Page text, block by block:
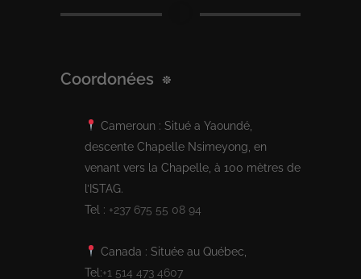
Coordonées
Cameroun : Situé a Yaoundé,
descente Chapelle Nsimeyong, en
venant vers la Chapelle, à 100 mètres de
l’ISTAG.
Tel : +237 675 55 08 94
Canada : Située au Québec,
Tel:+1 514 473 4607